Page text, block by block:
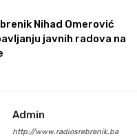
Nihad Omerović
javnih radova na
Admin
http://www.radiosrebrenik.ba